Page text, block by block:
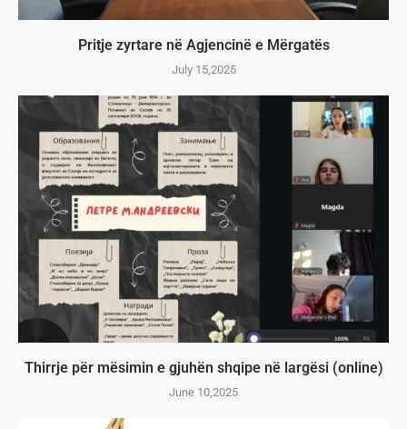
Pritje zyrtare në Agjencinë e Mërgatës
July 15,2025
Thirrje për mësimin e gjuhën shqipe në largësi (online)
June 10,2025